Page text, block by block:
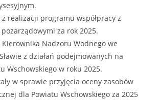
realizacji programu współpracy z
za rok 2025.
Nadzoru Wodnego we
z działań podejmowanych na
Wschowskiego w roku 2025.
w sprawie przyjęcia oceny zasobów
dla Powiatu Wschowskiego za 2025